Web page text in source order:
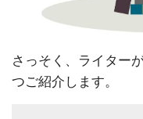
さっそく、ライター
つご紹介します。